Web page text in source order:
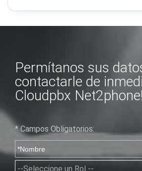
Permítanos sus
contactarle de
Cloudpbx Net2phone!
* Campos Obligatorios: